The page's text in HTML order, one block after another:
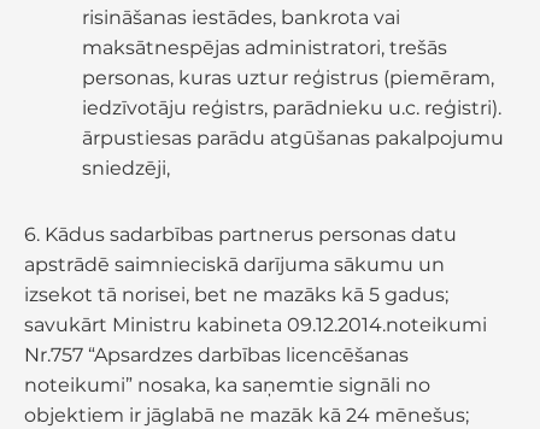
risināšanas iestādes, bankrota vai
maksātnespējas administratori, trešās
personas, kuras uztur reģistrus (piemēram,
iedzīvotāju reģistrs, parādnieku u.c. reģistri).
ārpustiesas parādu atgūšanas pakalpojumu
sniedzēji,
6. Kādus sadarbības partnerus personas datu
apstrādē saimnieciskā darījuma sākumu un
izsekot tā norisei, bet ne mazāks kā 5 gadus;
savukārt Ministru kabineta 09.12.2014.noteikumi
Nr.757 “Apsardzes darbības licencēšanas
noteikumi” nosaka, ka saņemtie signāli no
objektiem ir jāglabā ne mazāk kā 24 mēnešus;